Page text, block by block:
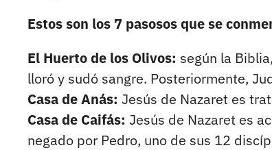
Estos son los 7 pasosos que se
El Huerto de los Olivos: según la
lloró y sudó sangre. Posteriormente,
Casa de Anás: Jesús de Nazaret es
Casa de Caifás: Jesús de Nazaret es
negado por Pedro, uno de sus 12